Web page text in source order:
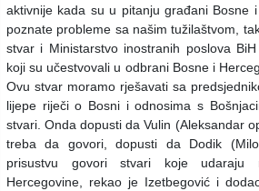
aktivnije kada su u pitanju građani Bosne
poznate probleme sa našim tužilaštvom,
stvar i Ministarstvo inostranih poslova
koji su učestvovali u odbrani Bosne i
Ovu stvar moramo rješavati sa
lijepe riječi o Bosni i odnosima s
stvari. Onda dopusti da Vulin (Aleksandar
treba da govori, dopusti da Dodik
prisustvu govori stvari koje
Hercegovine, rekao je Izetbegović i